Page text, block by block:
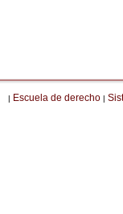
| Escuela de derecho |